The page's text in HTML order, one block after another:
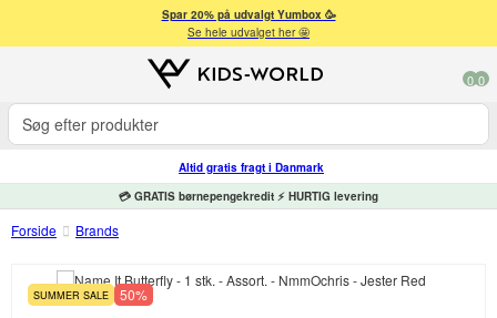
Spar 20% på udvalgt Yumbox 🥳
Se hele udvalget her 🤩
0 0
Altid gratis fragt i Danmark
💳 GRATIS børnepengekredit ⚡ HURTIG levering
Forside Brands
SUMMER SALE 50%